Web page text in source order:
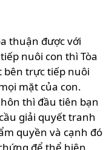
thuận được với
nuôi con thì Tòa
bên trực tiếp nuôi
mặt của con.
thì đầu tiên bạn
giải quyết tranh
quyền và cạnh đó